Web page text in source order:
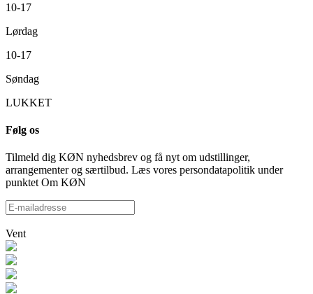
10-17
Lørdag
10-17
Søndag
LUKKET
Følg os
Tilmeld dig KØN nyhedsbrev og få nyt om udstillinger,
arrangementer og særtilbud. Læs vores persondatapolitik under
punktet Om KØN
Vent